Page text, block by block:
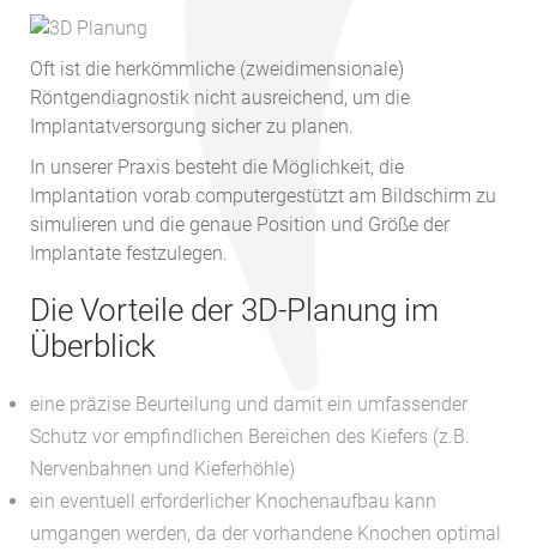
Oft ist die herkömmliche (zweidimensionale)
Röntgendiagnostik nicht ausreichend, um die
Implantatversorgung sicher zu planen.
In unserer Praxis besteht die Möglichkeit, die
Implantation vorab computergestützt am Bildschirm zu
simulieren und die genaue Position und Größe der
Implantate festzulegen.
Die Vorteile der 3D-Planung im
Überblick
eine präzise Beurteilung und damit ein umfassender
Schutz vor empfindlichen Bereichen des Kiefers (z.B.
Nervenbahnen und Kieferhöhle)
ein eventuell erforderlicher Knochenaufbau kann
umgangen werden, da der vorhandene Knochen optimal